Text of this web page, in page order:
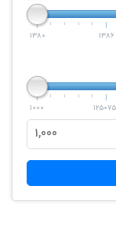
1380 1386
1000
1,000